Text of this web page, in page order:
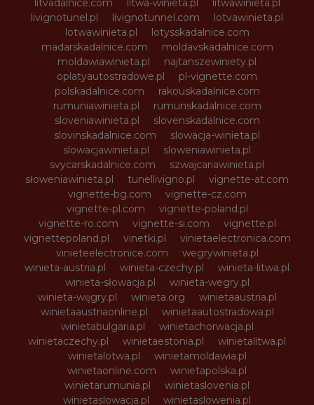
litvadalnice.com
litwa-winieta.pl
litwawinieta.pl
livignotunel.pl
livignotunnel.com
lotvawinieta.pl
lotwawinieta.pl
lotysskadalnice.com
madarskadalnice.com
moldavskadalnice.com
moldawiawinieta.pl
najtanszewiniety.pl
oplatyautostradowe.pl
pl-vignette.com
polskadalnice.com
rakouskadalnice.com
rumuniawinieta.pl
rumunskadalnice.com
sloveniawinieta.pl
slovenskadalnice.com
slovinskadalnice.com
slowacja-winieta.pl
slowacjawinieta.pl
sloweniawinieta.pl
svycarskadalnice.com
szwajcariawinieta.pl
słoweniawinieta.pl
tunellivigno.pl
vignette-at.com
vignette-bg.com
vignette-cz.com
vignette-pl.com
vignette-poland.pl
vignette-ro.com
vignette-si.com
vignette.pl
vignettepoland.pl
vinetki.pl
vinietaelectronica.com
vinieteelectronice.com
wegrywinieta.pl
winieta-austria.pl
winieta-czechy.pl
winieta-litwa.pl
winieta-słowacja.pl
winieta-wegry.pl
winieta-węgry.pl
winieta.org
winietaaustria.pl
winietaaustriaonline.pl
winietaautostradowa.pl
winietabulgaria.pl
winietachorwacja.pl
winietaczechy.pl
winietaestonia.pl
winietalitwa.pl
winietalotwa.pl
winietamoldawia.pl
winietaonline.com
winietapolska.pl
winietarumunia.pl
winietaslovenia.pl
winietaslowacja.pl
winietaslowenia.pl